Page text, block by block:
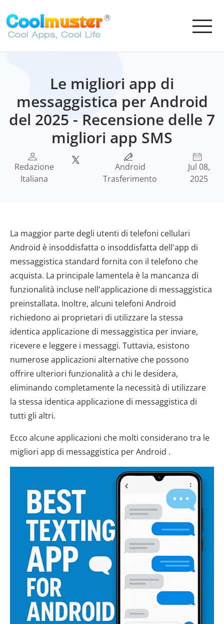
Le migliori app di
messaggistica per Android
del 2025 - Recensione delle 7
migliori app SMS
Redazione
Italiana
Android
Trasferimento
Jul 08,
2025
La maggior parte degli utenti di telefoni cellulari
Android è insoddisfatta o insoddisfatta dell'app di
messaggistica standard fornita con il telefono che
acquista. La principale lamentela è la mancanza di
funzionalità incluse nell'applicazione di messaggistica
preinstallata. Inoltre, alcuni telefoni Android
richiedono ai proprietari di utilizzare la stessa
identica applicazione di messaggistica per inviare,
ricevere e leggere i messaggi. Tuttavia, esistono
numerose applicazioni alternative che possono
offrire ulteriori funzionalità a chi le desidera,
eliminando completamente la necessità di utilizzare
la stessa identica applicazione di messaggistica di
tutti gli altri.
Ecco alcune applicazioni che molti considerano tra le
migliori app di messaggistica per Android .